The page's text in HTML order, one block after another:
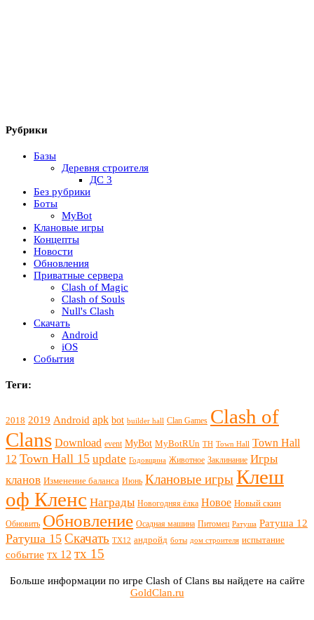
Рубрики
Базы
Деревня строителя
ДС 3
Без рубрики
Боты
MyBot
Клановые игры
Концепты
Новости
Обновления
Приватные сервера
Clash of Magic
Clash of Souls
Null's Clash
Скачать
Android
iOS
События
Теги:
2018 2019 Android apk bot builder hall Clan Games Clash of
Clans Download event MyBot MyBotRUn TH Town Hall Town Hall
12 Town Hall 15 update Годовщина Животное Заклинание Игры
кланов Изменение баланса Июнь Клановые игрыКлеш
оф Кленс Награды Новогодняя ёлка Новое Новый скин
Обновить Обновление Осадная машина Питомец Ратуша Ратуша 12
Ратуша 15 Скачать ТХ12 андройд боты дом строителя испытание
событие тх 12 тх 15
Больше информации по игре Clash of Clans вы найдете на сайте
GoldClan.ru